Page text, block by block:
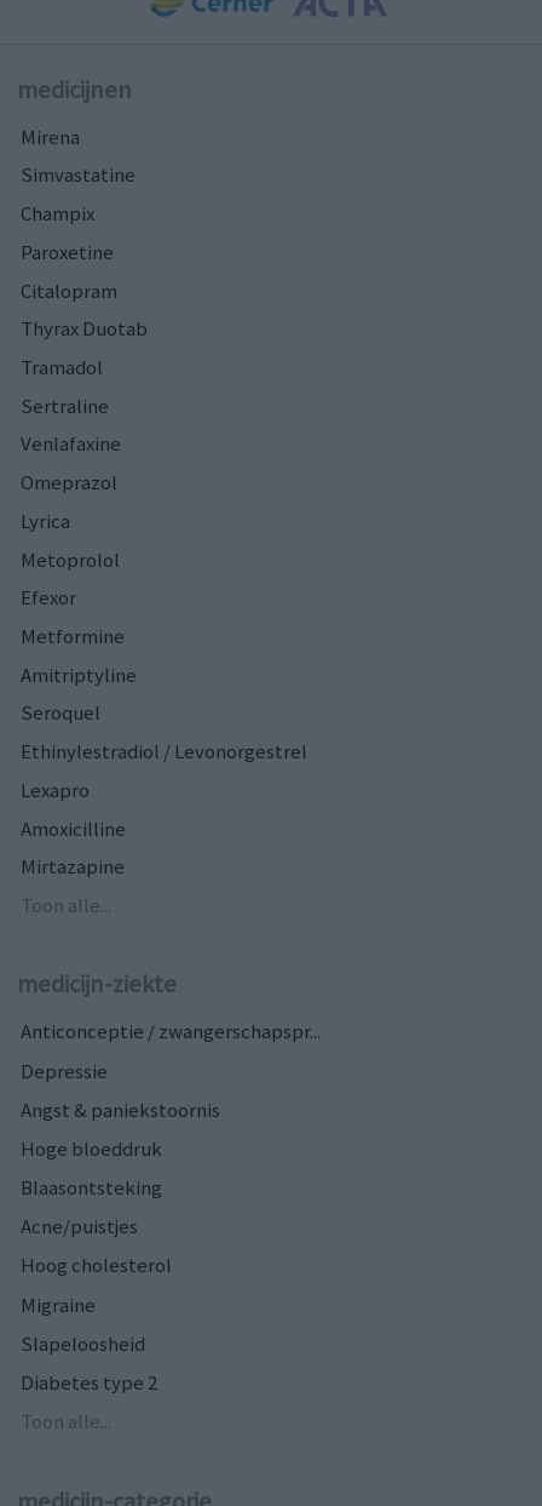
medicijnen
Mirena
Simvastatine
Champix
Paroxetine
Citalopram
Thyrax Duotab
Tramadol
Sertraline
Venlafaxine
Omeprazol
Lyrica
Metoprolol
Efexor
Metformine
Amitriptyline
Seroquel
Ethinylestradiol / Levonorgestrel
Lexapro
Amoxicilline
Mirtazapine
Toon alle...
medicijn-ziekte
Anticonceptie / zwangerschapspr...
Depressie
Angst & paniekstoornis
Hoge bloeddruk
Blaasontsteking
Acne/puistjes
Hoog cholesterol
Migraine
Slapeloosheid
Diabetes type 2
Toon alle...